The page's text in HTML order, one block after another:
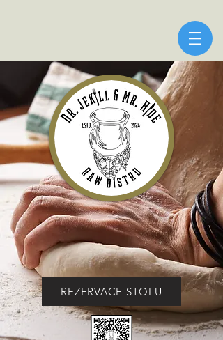
REZERVACE STOLU